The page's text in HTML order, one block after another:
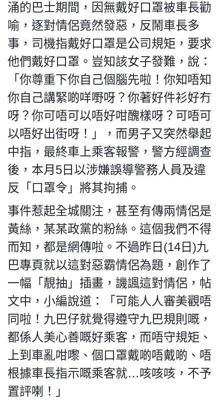
聯絡我們
私
隱
政
策
及
免
責
聲
明
2018
Silent
Majority
For
HK.
All
rights
reserved.
涌的巴士期間，因無戴好口罩被車長勸
喻，逐對情侶竟然發惡，反鬧車長多
事，司機指戴好口罩是公司規矩，要求
他們戴好口罩。豈知該女子發難，說：
「你尊重下你自己個腦先啦！你知唔知
你自己講緊啲咩嘢呀？你著好件衫好冇
呀？你可唔可以唔好咁醜樣呀？可唔可
以唔好出街呀！」，而男子又突然舉起
中指，最終車上乘客報警，警方經調查
後，本月5日以涉嫌誤導警務人員及違
反「口罩令」將其拘捕。
事件惹起全城關注，甚至有傳兩情侶是
黃絲，某某政黨的粉絲。這個我們不得
而知，都是網傳啦。不過昨日(14日)九
巴專頁就以這對惡霸情侶為題，創作了
一幅「靚抽」插畫，譏諷這對情侶，帖
文中，小編說道：「可能人人審美觀唔
同啦！九巴仔就覺得遵守九巴規則嘅，
都係人美心善嘅好乘客，而唔守規矩、
上到車亂咁嚟、個口罩戴啲唔戴啲、唔
根據車長指示嘅乘客就…咳咳咳，不予
置評喇！」